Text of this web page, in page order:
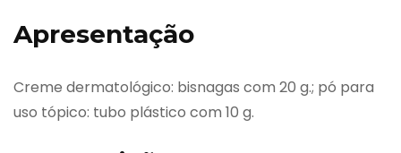
Apresentação
Creme dermatológico: bisnagas com 20 g.; pó para
uso tópico: tubo plástico com 10 g.